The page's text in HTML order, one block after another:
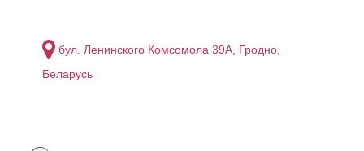
бул. Ленинского Комсомола 39A, Гродно,
Беларусь